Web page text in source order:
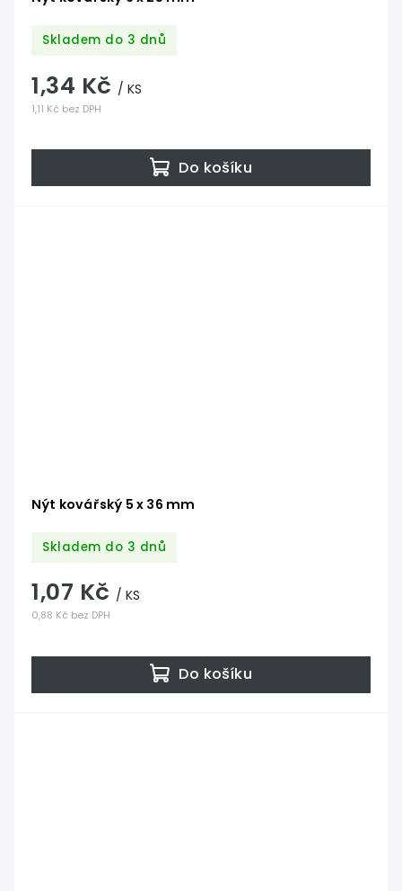
Skladem do 3 dnů
1,11 Kč bez DPH
1,34 Kč / KS
Do košíku
Nýt kovářský 5 x 36 mm
Skladem do 3 dnů
0,88 Kč bez DPH
1,07 Kč / KS
Do košíku